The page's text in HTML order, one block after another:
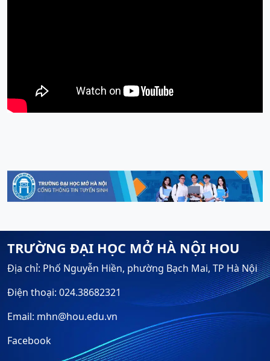
TRƯỜNG ĐẠI HỌC MỞ HÀ NỘI HOU
Địa chỉ: Phố Nguyễn Hiền, phường Bạch Mai, TP Hà Nội
Điện thoại: 024.38682321
Email: mhn@hou.edu.vn
Facebook